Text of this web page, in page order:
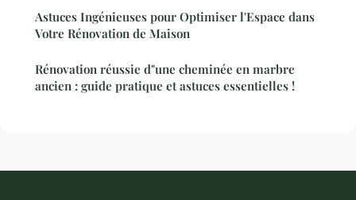
Astuces Ingénieuses pour Optimiser l'Espace dans
Votre Rénovation de Maison
Rénovation réussie d"une cheminée en marbre
ancien : guide pratique et astuces essentielles !